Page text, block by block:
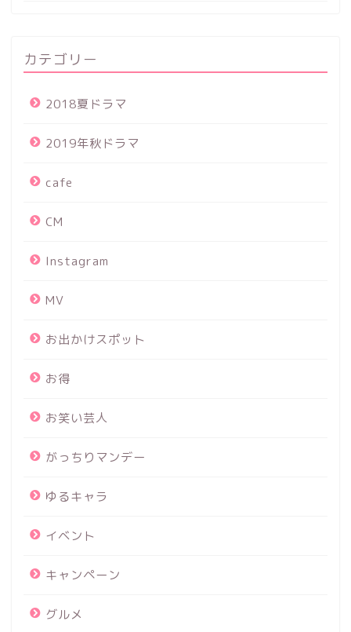
カテゴリー
2018夏ドラマ
2019年秋ドラマ
cafe
CM
Instagram
MV
お出かけスポット
お得
お笑い芸人
がっちりマンデー
ゆるキャラ
イベント
キャンペーン
グルメ